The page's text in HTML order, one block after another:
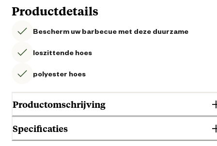
Productdetails
Bescherm uw barbecue met deze duurzame
loszittende hoes
polyester hoes
Productomschrijving
Bescherm uw barbecue met deze duurzame, loszittende polyester
Specificaties